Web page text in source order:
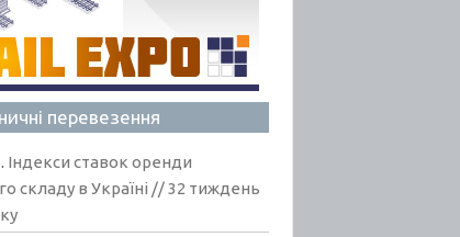
перевезення
Індекси ставок оренди
складу в Україні // 32 тиждень